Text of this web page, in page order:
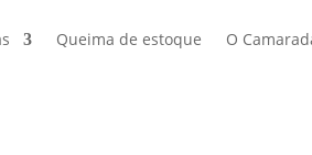
Queima de estoque O